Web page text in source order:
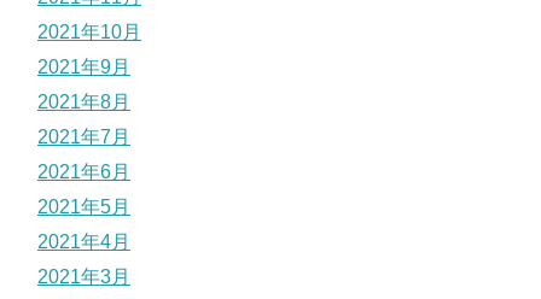
2021年10月
2021年9月
2021年8月
2021年7月
2021年6月
2021年5月
2021年4月
2021年3月